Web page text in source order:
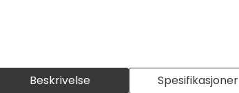
Beskrivelse Spesifikasjoner